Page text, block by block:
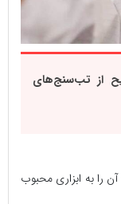
از تب‌سنج‌های
را به ابزاری محبوب